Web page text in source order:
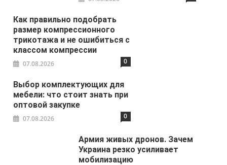
Как правильно подобрать
размер компрессионного
трикотажа и не ошибиться с
классом компрессии
07.08.2026 0
Выбор комплектующих для
мебели: что стоит знать при
оптовой закупке
07.08.2026 0
Армия живых дронов. Зачем
Украина резко усиливает
мобилизацию